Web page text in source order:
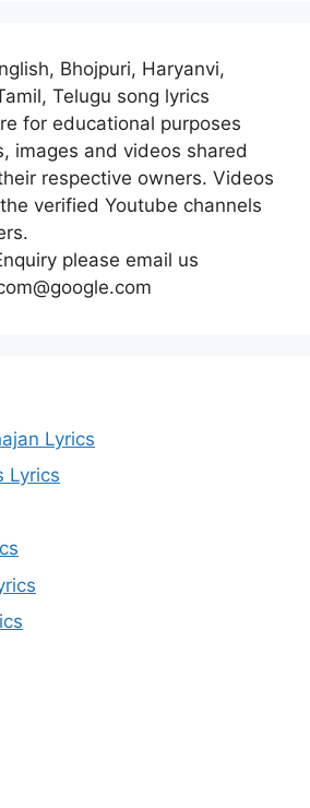
Bhojpuri, Haryanvi,
Telugu song lyrics
for educational purposes
images and videos shared
respective owners. Videos
verified Youtube channels
please email us
Lyrics
Lyrics